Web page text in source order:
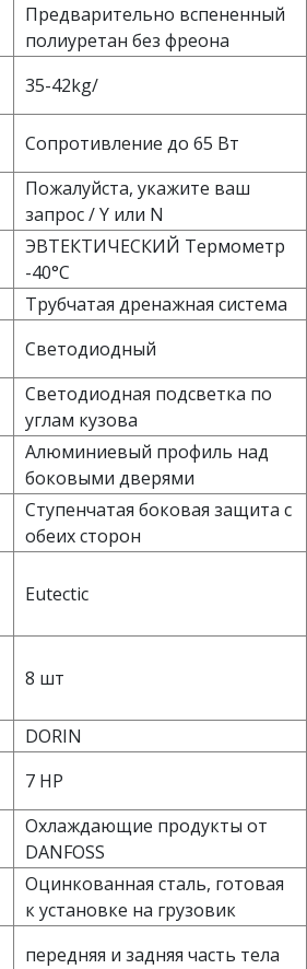
Предварительно вспененный
полиуретан без фреона
35-42kg/
Сопротивление до 65 Вт
Пожалуйста, укажите ваш
запрос / Y или N
ЭВТЕКТИЧЕСКИЙ Термометр
-40°C
Трубчатая дренажная система
Светодиодный
Светодиодная подсветка по
углам кузова
Алюминиевый профиль над
боковыми дверями
Ступенчатая боковая защита с
обеих сторон
Eutectic
8 шт
DORIN
7 HP
Охлаждающие продукты от
DANFOSS
Оцинкованная сталь, готовая
к установке на грузовик
передняя и задняя часть тела